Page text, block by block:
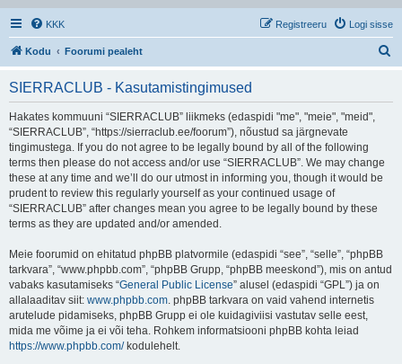
KKK Logi sisse
Registreeru
Kodu Foorumi pealeht
SIERRACLUB - Kasutamistingimused
Hakates kommuuni “SIERRACLUB” liikmeks (edaspidi "me", "meie", "meid",
“SIERRACLUB”, “https://sierraclub.ee/foorum”), nõustud sa järgnevate
tingimustega. If you do not agree to be legally bound by all of the following
terms then please do not access and/or use “SIERRACLUB”. We may change
these at any time and we’ll do our utmost in informing you, though it would be
prudent to review this regularly yourself as your continued usage of
“SIERRACLUB” after changes mean you agree to be legally bound by these
terms as they are updated and/or amended.
Meie foorumid on ehitatud phpBB platvormile (edaspidi “see”, “selle”, “phpBB
tarkvara”, “www.phpbb.com”, “phpBB Grupp, “phpBB meeskond”), mis on antud
vabaks kasutamiseks “General Public License” alusel (edaspidi “GPL”) ja on
allalaaditav siit: www.phpbb.com. phpBB tarkvara on vaid vahend internetis
arutelude pidamiseks, phpBB Grupp ei ole kuidagiviisi vastutav selle eest,
mida me võime ja ei või teha. Rohkem informatsiooni phpBB kohta leiad
https://www.phpbb.com/kodulehelt.